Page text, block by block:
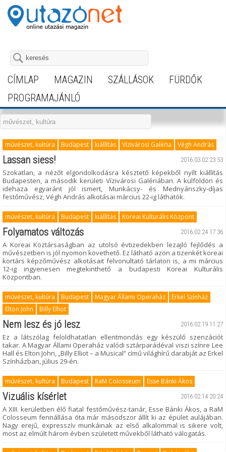
CÍMLAP MAGAZIN SZÁLLÁSOK
FÜRDŐK
PROGRAMAJÁNLÓ
művészet, kultúra Budapest kiállítás Vízivárosi Galéria Végh András
2016.03.02 23:53
Lassan siess!
Szokatlan, a nézőt elgondolkodásra késztető képekből nyílt kiállítás
Budapesten, a második kerületi Vízivárosi Galériában. A külföldön és
idehaza egyaránt jól ismert, Munkácsy- és Mednyánszky-díjas
festőművész, Végh András alkotásai március 22-ig láthatók.
művészet, kultúra Budapest kiállítás Koreai Kulturális Központ
2016.02.24 17:36
Folyamatos változás
A Koreai Köztársaságban az utolsó évtizedekben lezajló fejlődés a
művészetben is jól nyomon követhető. Ez látható azon a tizenkét koreai
kortárs képzőművész alkotásait felvonultató tárlaton is, a mi március
12-ig ingyenesen megtekinthető a budapesti Koreai Kulturális
Központban.
művészet, kultúra Budapest Magyar Állami Operaház
Erkel Színház
Elton John
Billy Elliot
2016.02.19 11:27
Nem lesz és jó lesz
Ez a látszólag feloldhatatlan ellentmondás egy készülő szenzációt
takar. A Magyar Állami Operaház valódi sztárparádéval viszi színre Lee
Hall és Elton John, „Billy Elliot – a Musical” című világhírű darabját az Erkel
Színházban, július 29-én.
művészet, kultúra Budapest RaM Colosseum Esse Bánki Ákos
2016.02.14 20:24
Vizuális kísérlet
A XIII. kerületben élő fiatal festőművész-tanár, Esse Bánki Ákos, a RaM
Colosseum fennállása óta már másodszor állít ki az épület aulájában.
Nagy erejű, expresszív munkáinak az első alkalommal is sikere volt,
most az elmúlt három évben született művekből látható válogatás.